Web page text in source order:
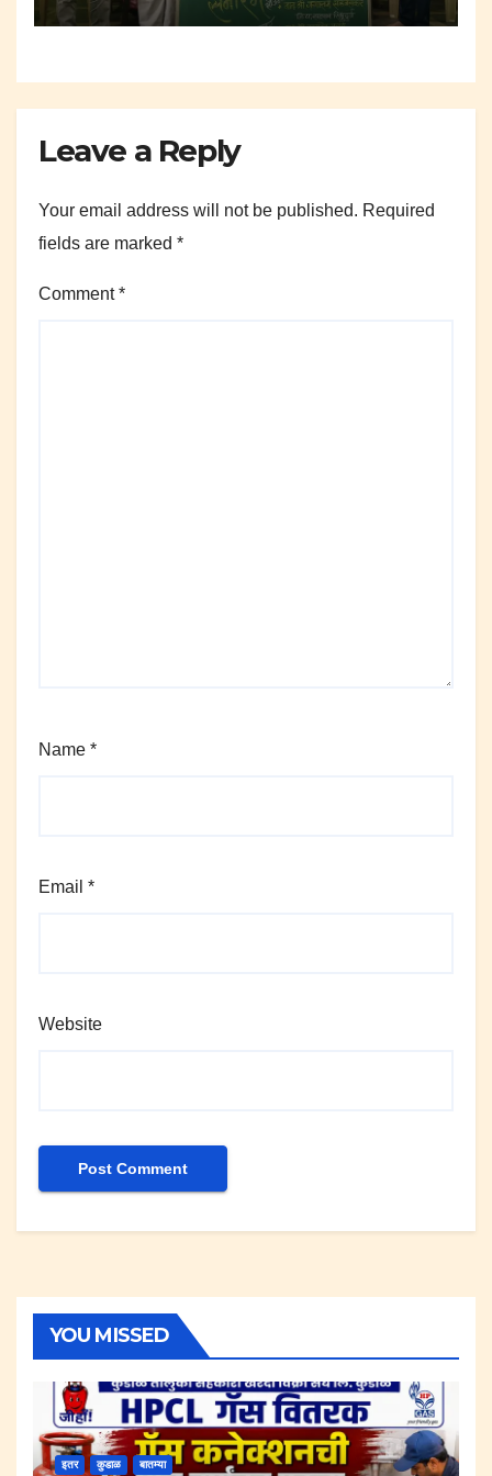
Leave a Reply
Your email address will not be published. Required
fields are marked *
Comment*
Name *
Email *
Website
YOU MISSED
इतर कुडाळ बातम्या